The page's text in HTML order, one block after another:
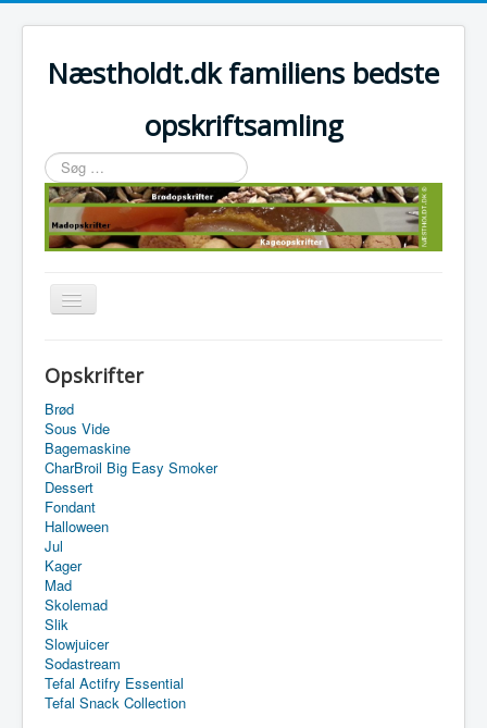
Næstholdt.dk familiens bedste
opskriftsamling
Søg
…
Skift
navigation
Tefal Actifry Essential
Opskrifter
Brød
Sous Vide
Bagemaskine
CharBroil Big Easy Smoker
Dessert
Fondant
Halloween
Jul
Kager
Mad
Skolemad
Slik
Slowjuicer
Sodastream
Tefal Actifry Essential
Tefal Snack Collection